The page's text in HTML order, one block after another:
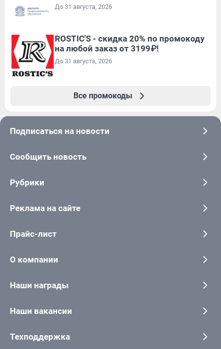
До 31 августа, 2026
ROSTIC'S - скидка 20% по промокоду
на любой заказ от 3199₽!
До 31 августа, 2026
Все промокоды
Подписаться на новости
Сообщить новость
Рубрики
Реклама на сайте
Прайс-лист
О компании
Наши награды
Наши вакансии
Техподдержка